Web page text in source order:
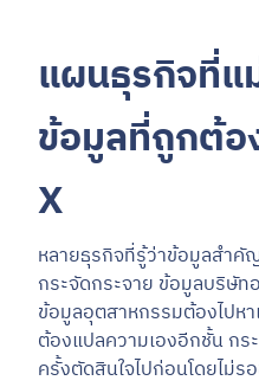
แผนธุรกิจที่แ
ข้อมูลที่ถูกต้อ
X
หลายธุรกิจที่รู้ว่าข้อมูลสำ
กระจัดกระจาย ข้อมูลบริษั
ข้อมูลอุตสาหกรรมต้องไปห
ต้องแปลความเองอีกชั้น กร
ครั้งตัดสินใจไปก่อนโดยไม่ร